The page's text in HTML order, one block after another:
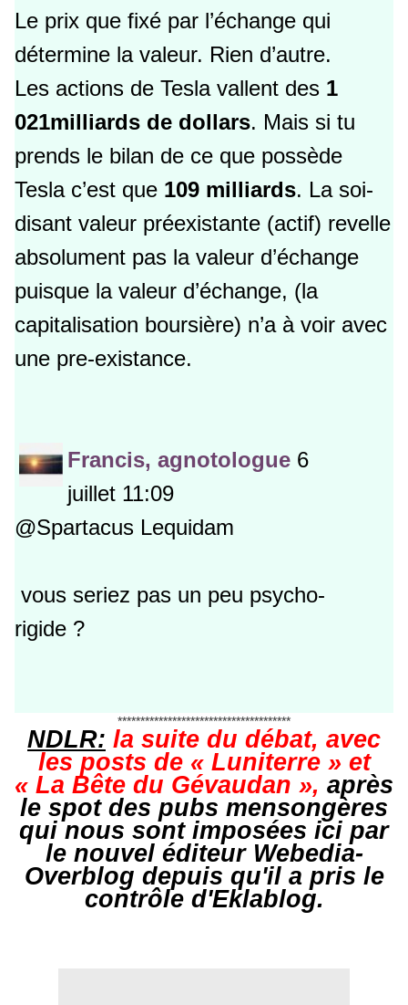
Le prix que fixé par l’échange qui
détermine la valeur. Rien d’autre.
Les actions de Tesla vallent des 1
021milliards de dollars. Mais si tu
prends le bilan de ce que possède
Tesla c’est que 109 milliards. La soi-
disant valeur préexistante (actif) revelle
absolument pas la valeur d’échange
puisque la valeur d’échange, (la
capitalisation boursière) n’a à voir avec
une pre-existance.
Francis, agnotologue 6
juillet 11:09
@Spartacus Lequidam
vous seriez pas un peu psycho-
rigide ?
**************************************
NDLR: la suite du débat, avec
les posts de « Luniterre » et
« La Bête du Gévaudan », après
le spot des pubs mensongères
qui nous sont imposées ici par
le nouvel éditeur Webedia-
Overblog depuis qu'il a pris le
contrôle d'Eklablog.